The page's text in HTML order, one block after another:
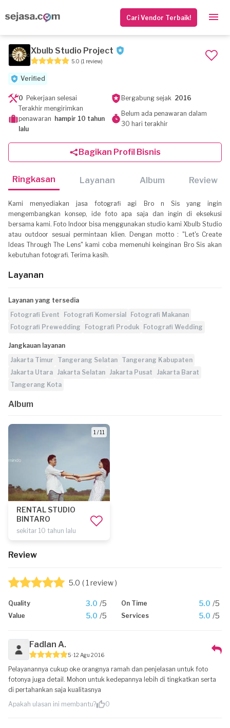
Cari Vendor Terbaik!
Xbulb Studio Project
5.0 (1 review)
Verified
0 Pekerjaan selesai Bergabung sejak 2016
Terakhir mengirimkan
penawaran hampir 10 tahun
lalu
Belum ada penawaran dalam
30 hari terakhir
Bagikan Profil Bisnis
Ringkasan Layanan Album Review
Kami menyediakan jasa fotografi agi Bro n Sis yang ingin
mengembangkan konsep, ide foto apa saja dan ingin di eksekusi
bersama kami. Foto Indoor bisa menggunakan studio kami Xbulb Studio
atau outdoor sesuai permintaan klien. Dengan motto : "Let's Create
Ideas Through The Lens" kami coba memenuhi keinginan Bro Sis akan
kebutuhan fotografi. Terima kasih.
Layanan
Layanan yang tersedia
Fotografi Event
Fotografi Komersial
Fotografi Makanan
Fotografi Prewedding
Fotografi Produk Fotografi Wedding
Jangkauan layanan
Jakarta Timur
Tangerang Selatan Tangerang Kabupaten
Jakarta Utara Jakarta Selatan Jakarta Pusat
Jakarta Barat
Tangerang Kota
Album
1 / 11
RENTAL STUDIO
BINTARO
sekitar 10 tahun lalu
Review
5.0 ( 1 review )
Quality 3.0 /5 On Time 5.0 /5
Value 5.0 /5 Services 5.0 /5
Fadlan A.
5 12 Agu 2016
Pelayanannya cukup oke orangnya ramah dan penjelasan untuk foto
fotonya juga detail. Mohon untuk kedepannya lebih di tingkatkan serta
di pertahankan saja kualitasnya
Apakah ulasan ini membantu?
0